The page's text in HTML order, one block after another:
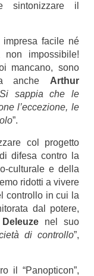
sintonizzare il
impresa facile né
impossibile!
mancano, sono
anche Arthur
Si sappia che le
l’eccezione, le
”.
col progetto
difesa contro la
culturale e della
ridotti a vivere
controllo in cui la
dal potere,
nel suo
di controllo”,
il “Panopticon”,